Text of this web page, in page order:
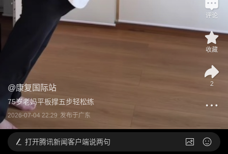
@康复国际站
75岁老妈平板撑五步轻松练
2026-07-04 22:29 发布于广东
评论
收藏
2
打开腾讯新闻客户端说两句